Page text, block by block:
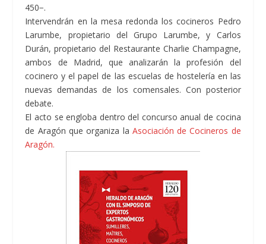
450−.
Intervendrán en la mesa redonda los cocineros Pedro
Larumbe, propietario del Grupo Larumbe, y Carlos
Durán, propietario del Restaurante Charlie Champagne,
ambos de Madrid, que analizarán la profesión del
cocinero y el papel de las escuelas de hostelería en las
nuevas demandas de los comensales. Con posterior
debate.
El acto se engloba dentro del concurso anual de cocina
de Aragón que organiza la Asociación de Cocineros de
Aragón.